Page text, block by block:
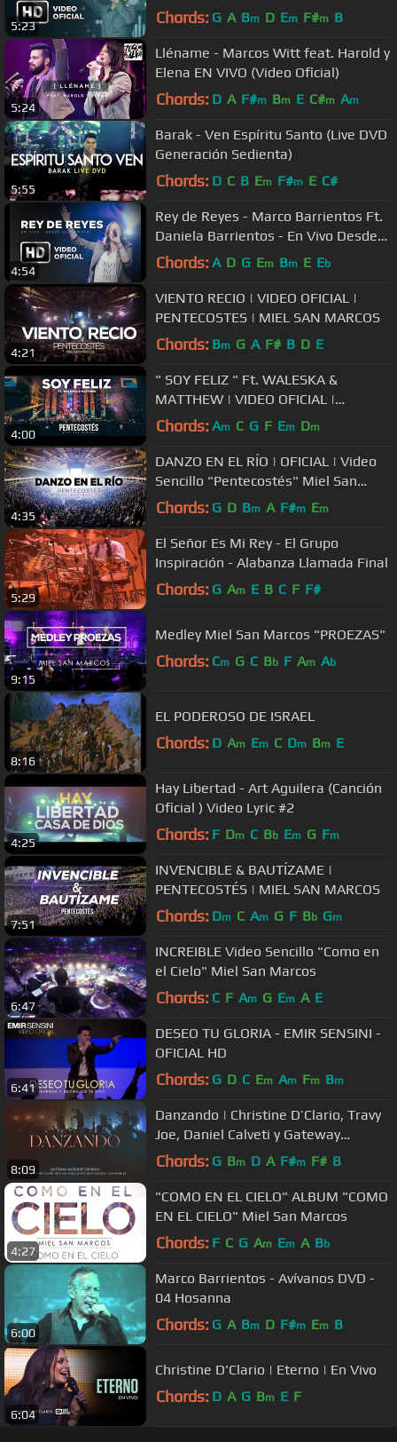
5:23 Chords: G A Bm D Em F#m B
5:24
Lléname - Marcos Witt feat. Harold y
Elena EN VIVO (Video Oficial)
Chords: D A F#m Bm E C#m Am
5:55
Barak - Ven Espíritu Santo (Live DVD
Generación Sedienta)
Chords: D C B Em F#m E C#
4:54
Rey de Reyes - Marco Barrientos Ft.
Daniela Barrientos - En Vivo Desde
Guatemala
Chords: A D G Em Bm E Eb
4:21
VIENTO RECIO | VIDEO OFICIAL |
PENTECOSTES | MIEL SAN MARCOS
Chords: Bm G A F# B D E
4:00
" SOY FELIZ " Ft. WALESKA &
MATTHEW | VIDEO OFICIAL |
PENTECOSTÉS | MIEL SAN MARCOS
Chords: Am C G F Em Dm
4:35
DANZO EN EL RÍO | OFICIAL | Video
Sencillo "Pentecostés" Miel San
Marcos
Chords: G D Bm A F#m Em
5:29
El Señor Es Mi Rey - El Grupo
Inspiración - Alabanza Llamada Final
Chords: G Am E B C F F#
9:15
Medley Miel San Marcos "PROEZAS"
Chords: Cm G C Bb F Am Ab
8:16
EL PODEROSO DE ISRAEL
Chords: D Am Em C Dm Bm E
4:25
Hay Libertad - Art Aguilera (Canción
Oficial ) Video Lyric #2
Chords: F Dm C Bb Em G Fm
7:51
INVENCIBLE & BAUTÍZAME |
PENTECOSTÉS | MIEL SAN MARCOS
Chords: Dm C Am G F Bb Gm
6:47
INCREIBLE Video Sencillo "Como en
el Cielo" Miel San Marcos
Chords: C F Am G Em A E
6:41
DESEO TU GLORIA - EMIR SENSINI -
OFICIAL HD
Chords: G D C Em Am Fm Bm
8:09
Danzando | Christine D’Clario, Travy
Joe, Daniel Calveti y Gateway
Worship Español
Chords: G Bm D A F#m F# B
4:27
"COMO EN EL CIELO" ALBUM "COMO
EN EL CIELO" Miel San Marcos
Chords: F C G Am Em A Bb
6:00
Marco Barrientos - Avívanos DVD -
04 Hosanna
Chords: G A Bm D F#m Em B
6:04
Christine D'Clario | Eterno | En Vivo
Chords: D A G Bm E F